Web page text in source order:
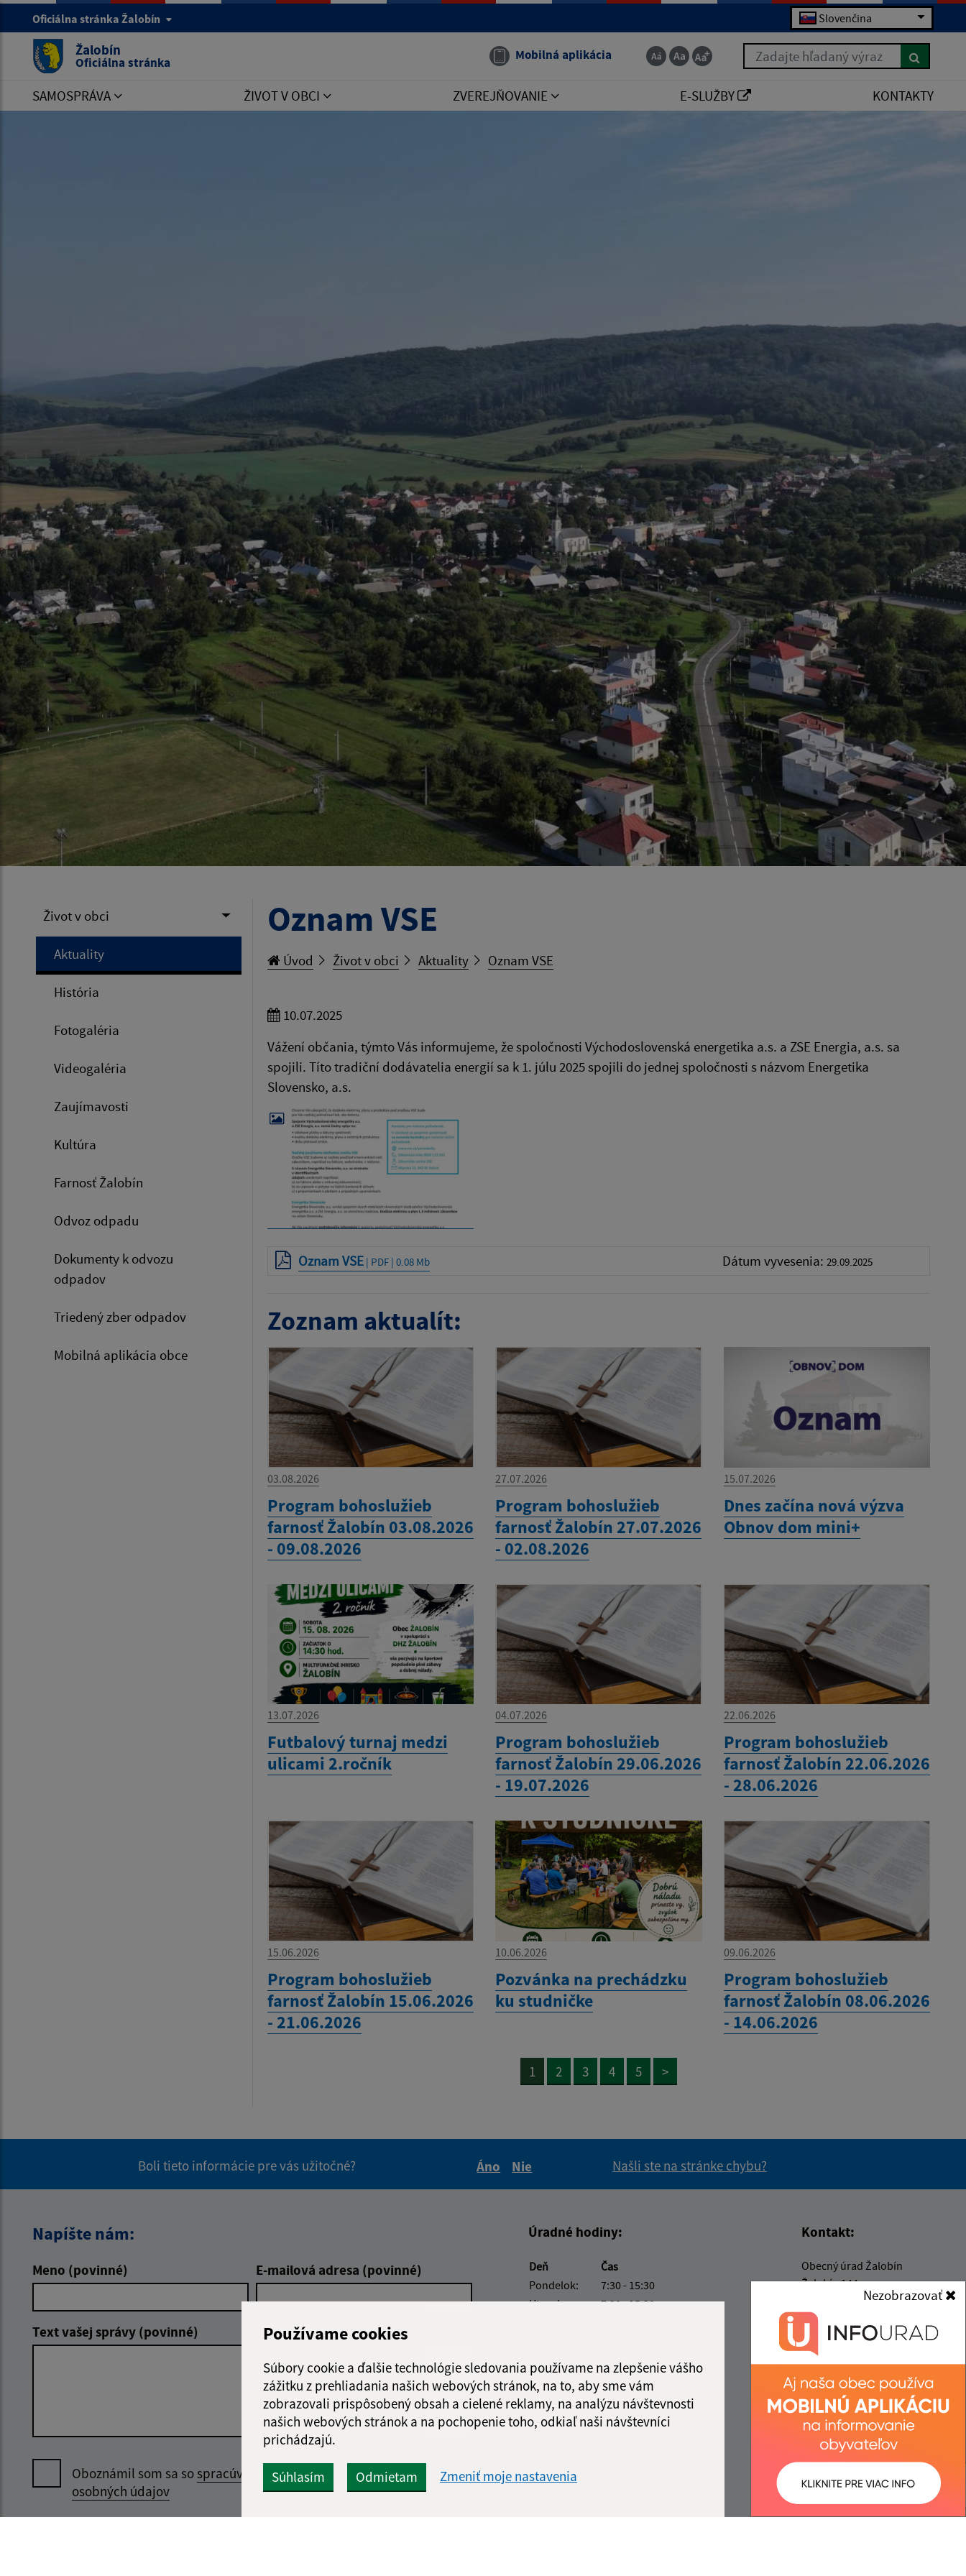
Používame cookies
Súbory cookie a ďalšie technológie sledovania používame na zlepšenie vášho
zážitku z prehliadania našich webových stránok, na to, aby sme vám
zobrazovali prispôsobený obsah a cielené reklamy, na analýzu návštevnosti
našich webových stránok a na pochopenie toho, odkiaľ naši návštevníci
prichádzajú.
Súhlasím Odmietam Zmeniť moje nastavenia
Nezobrazovať
Oficiálna stránka Žalobín Slovenčina
Žalobín
Oficiálna stránka Mobilná aplikácia Zadajte hľadaný výraz
SAMOSPRÁVA ŽIVOT V OBCI ZVEREJŇOVANIE E-SLUŽBY KONTAKTY
Život v obci
Aktuality
História
Fotogaléria
Videogaléria
Zaujímavosti
Kultúra
Farnosť Žalobín
Odvoz odpadu
Dokumenty k odvozu
odpadov
Triedený zber odpadov
Mobilná aplikácia obce
Oznam VSE
Úvod Život v obci Aktuality Oznam VSE
10.07.2025
Vážení občania, týmto Vás informujeme, že spoločnosti Východoslovenská energetika a.s. a ZSE Energia, a.s. sa
spojili. Títo tradiční dodávatelia energií sa k 1. júlu 2025 spojili do jednej spoločnosti s názvom Energetika
Slovensko, a.s.
Oznam VSE| PDF | 0.08 Mb Dátum vyvesenia: 29.09.2025
Zoznam aktualít:
03.08.2026
Program bohoslužieb
farnosť Žalobín 03.08.2026
- 09.08.2026
27.07.2026
Program bohoslužieb
farnosť Žalobín 27.07.2026
- 02.08.2026
15.07.2026
Dnes začína nová výzva
Obnov dom mini+
13.07.2026
Futbalový turnaj medzi
ulicami 2.ročník
04.07.2026
Program bohoslužieb
farnosť Žalobín 29.06.2026
- 19.07.2026
22.06.2026
Program bohoslužieb
farnosť Žalobín 22.06.2026
- 28.06.2026
15.06.2026
Program bohoslužieb
farnosť Žalobín 15.06.2026
- 21.06.2026
10.06.2026
Pozvánka na prechádzku
ku studničke
09.06.2026
Program bohoslužieb
farnosť Žalobín 08.06.2026
- 14.06.2026
1 2 3 4 5 >
Boli tieto informácie pre vás užitočné?
Áno
Nie
Našli ste na stránke chybu?
Napíšte nám:
Meno (povinné) E-mailová adresa (povinné)
Text vašej správy (povinné)
Oboznámil som sa sospracúvaním
osobných údajov
Google reCaptcha Response
Odoslať správu
Úradné hodiny:
Deň
Čas
Pondelok:
7:30 - 15:30
Utorok:
7:30 - 15:30
Piatok:
7:30 - 15:30
Obedňajšia prestávka:
Kontakt:
Obecný úrad Žalobín
Žalobín 144
094 03 Žalobín
obeczalobin@zalobin.sk
+421 57 449 41 85
IČO: 00332992